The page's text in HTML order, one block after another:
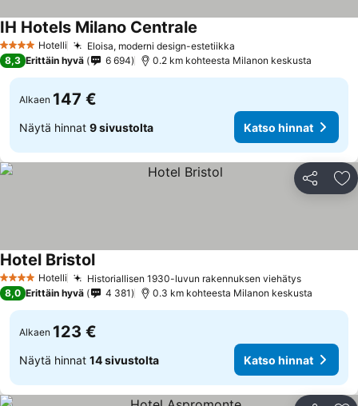
4 Tähtiluokitus
Hotelli Eloisa, moderni design-estetiikka
IH Hotels Milano Centrale
8,3 Erittäin hyvä 6 694 0.2 km kohteesta Milanon keskusta
Alkaen 147 €
Näytä hinnat 9 sivustolta Katso hinnat
Jaa
4 Tähtiluokitus
Hotelli Historiallisen 1930-luvun rakennuksen viehätys
Hotel Bristol
8,0 Erittäin hyvä 4 381 0.3 km kohteesta Milanon keskusta
Alkaen 123 €
Näytä hinnat 14 sivustolta Katso hinnat